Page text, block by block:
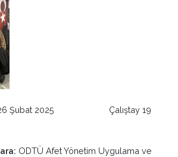
26 Şubat 2025 Çalıştay 19
ODTÜ Afet Yönetim Uygulama ve